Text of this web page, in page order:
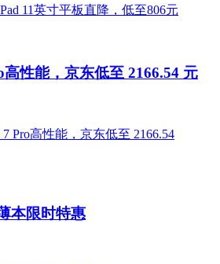
性能，京东低至 2166.54 元
本限时特惠